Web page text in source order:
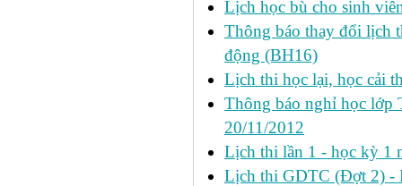
Lịch học bù cho sinh
Thông báo thay đổi lịch
động (BH16)
Lịch thi học lại, học cải
Thông báo nghỉ học lớp
20/11/2012
Lịch thi lần 1 - học kỳ 1
Lịch thi GDTC (Đợt 2) -